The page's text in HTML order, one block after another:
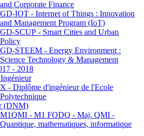
and Corporate Finance
GD-IOT - Internet of Things : Innovation
and Management Program (IoT)
GD-SCUP - Smart Cities and Urban
Policy
GD-STEEM - Energy Environment :
Science Technology & Management
- 2018
X - Diplôme d'ingénieur de l'Ecole
Polytechnique
(DNM)
M1QMI - M1 FODQ - Maj. QMI -
Quantique, mathematiques, informatique